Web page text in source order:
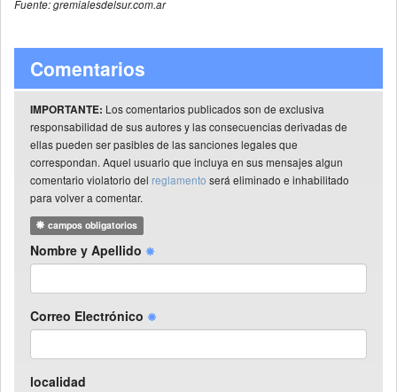
Fuente: gremialesdelsur.com.ar
Comentarios
IMPORTANTE: Los comentarios publicados son de exclusiva
responsabilidad de sus autores y las consecuencias derivadas de
ellas pueden ser pasibles de las sanciones legales que
correspondan. Aquel usuario que incluya en sus mensajes algun
comentario violatorio del reglamento será eliminado e inhabilitado
para volver a comentar.
campos obligatorios
Nombre y Apellido
Correo Electrónico
localidad